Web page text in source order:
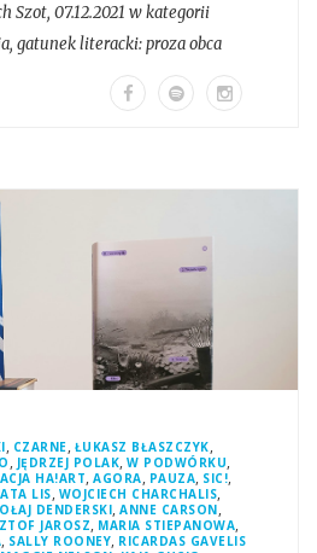
Szot, 07.12.2021 w kategorii
, gatunek literacki:proza obca
, CZARNE, ŁUKASZ BŁASZCZYK,
, JĘDRZEJ POLAK, W PODWÓRKU,
HA!ART,AGORA, PAUZA, SIC!,
LIS, WOJCIECH CHARCHALIS,
DENDERSKI,ANNE CARSON,
JAROSZ, MARIA STIEPANOWA,
, SALLY ROONEY, RICARDAS GAVELIS